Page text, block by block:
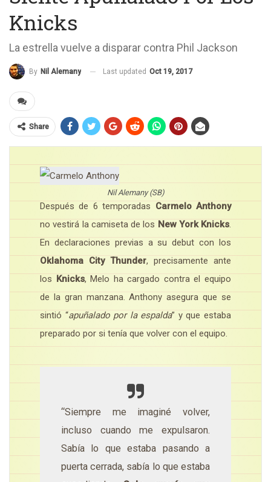
Knicks
La estrella vuelve a disparar contra Phil Jackson
By Nil Alemany Last updated Oct 19, 2017
Share
Nil Alemany (SB)
Después de 6 temporadas Carmelo Anthony
no vestirá la camiseta de los New York Knicks.
En declaraciones previas a su debut con los
Oklahoma City Thunder, precisamente ante
los
Knicks, Melo ha cargado contra el equipo
de la gran manzana. Anthony asegura que se
sintió “apuñalado por la espalda” y que estaba
preparado por si tenía que volver con el equipo.
“Siempre me imaginé volver,
incluso cuando me expulsaron.
Sabía lo que estaba pasando a
puerta cerrada, sabía lo que estaba